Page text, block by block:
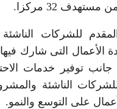
للشركات الناشئة
جانب توفير خدمات
الناشئة
على التوسع والنمو.